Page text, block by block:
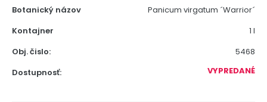
Botanický názov
Panicum virgatum ´Warrior´
Kontajner
1 l
Obj. čislo:
5468
Dostupnosť:
VYPREDANÉ